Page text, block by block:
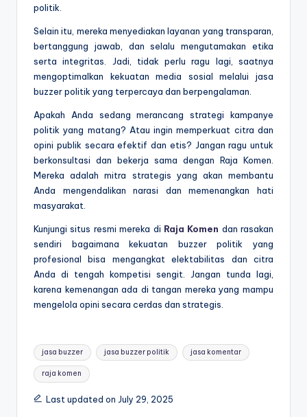
politik.
Selain itu, mereka menyediakan layanan yang transparan,
bertanggung jawab, dan selalu mengutamakan etika
serta integritas. Jadi, tidak perlu ragu lagi, saatnya
mengoptimalkan kekuatan media sosial melalui jasa
buzzer politik yang terpercaya dan berpengalaman.
Apakah Anda sedang merancang strategi kampanye
politik yang matang? Atau ingin memperkuat citra dan
opini publik secara efektif dan etis? Jangan ragu untuk
berkonsultasi dan bekerja sama dengan Raja Komen.
Mereka adalah mitra strategis yang akan membantu
Anda mengendalikan narasi dan memenangkan hati
masyarakat.
Kunjungi situs resmi mereka di Raja Komen dan rasakan
sendiri bagaimana kekuatan buzzer politik yang
profesional bisa mengangkat elektabilitas dan citra
Anda di tengah kompetisi sengit. Jangan tunda lagi,
karena kemenangan ada di tangan mereka yang mampu
mengelola opini secara cerdas dan strategis.
Tags:
jasa buzzer jasa buzzer politik jasa komentar
raja komen
Last updated on July 29, 2025